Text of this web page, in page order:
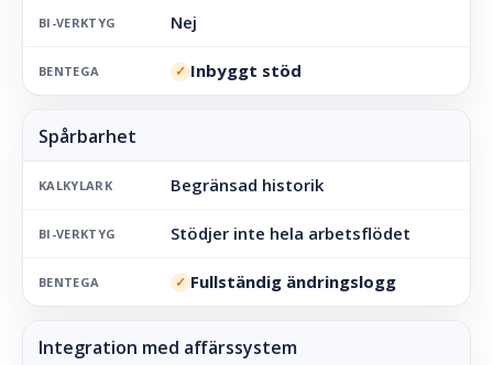
BI-VERKTYG Nej
BENTEGA ✓ Inbyggt stöd
KALKYLARK Begränsad historik
BI-VERKTYG Stödjer inte hela arbetsflödet
BENTEGA ✓ Fullständig ändringslogg